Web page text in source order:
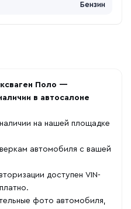
Бензин
Поло —
в автосалоне
на нашей площадке
автомобиля с вашей
доступен VIN-
фото автомобиля,